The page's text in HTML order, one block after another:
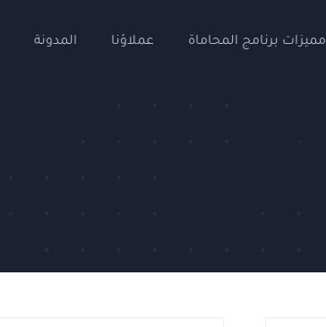
مميزات برنامج المحاماة عملاؤنا المدونة